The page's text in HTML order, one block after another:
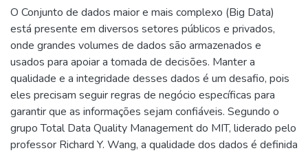
O Conjunto de dados maior e mais complexo (Big Data)
está presente em diversos setores públicos e privados,
onde grandes volumes de dados são armazenados e
usados para apoiar a tomada de decisões. Manter a
qualidade e a integridade desses dados é um desafio, pois
eles precisam seguir regras de negócio específicas para
garantir que as informações sejam confiáveis. Segundo o
grupo Total Data Quality Management do MIT, liderado pelo
professor Richard Y. Wang, a qualidade dos dados é definida